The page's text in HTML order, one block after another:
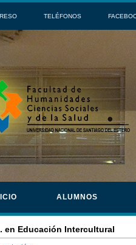
TELÉFONOS
ALUMNOS
en Educación Intercultural